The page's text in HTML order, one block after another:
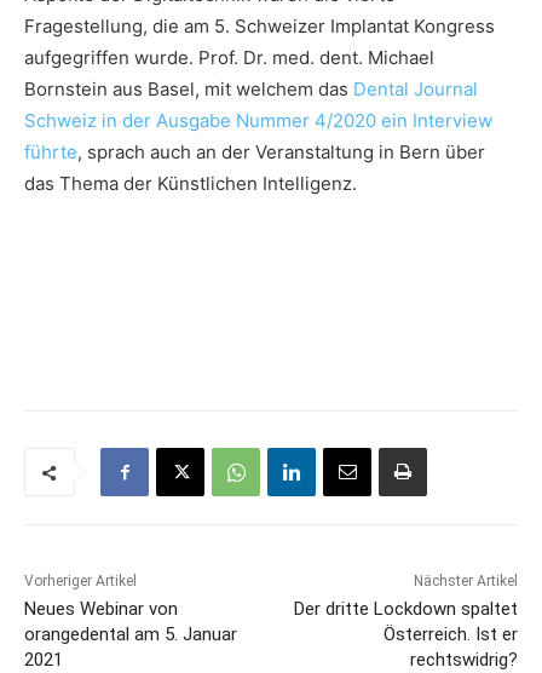
Fragestellung, die am 5. Schweizer Implantat Kongress
aufgegriffen wurde. Prof. Dr. med. dent. Michael
Bornstein aus Basel, mit welchem das Dental Journal
Schweiz in der Ausgabe Nummer 4/2020 ein Interview
führte, sprach auch an der Veranstaltung in Bern über
das Thema der Künstlichen Intelligenz.
Vorheriger Artikel
Neues Webinar von
orangedental am 5. Januar
2021
Nächster Artikel
Der dritte Lockdown spaltet
Österreich. Ist er
rechtswidrig?